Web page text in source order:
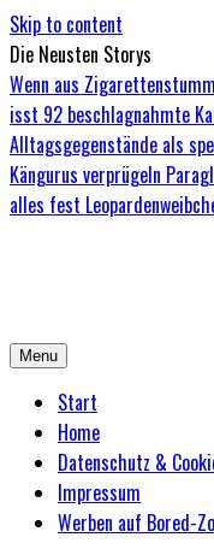
Skip to content
Die Neusten Storys
Wenn aus
isst 92 beschlagnahmte
Alltagsgegenstände als
Kängurus verprügeln
alles fest
Menu
Start
Home
Datenschutz &
Impressum
Werben auf Bored-